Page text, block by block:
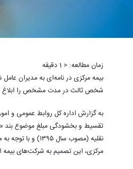
زمان مطالعه: < 1 دقیقه
شخص ثالث در مدت مشخص را ابلاغ
نقلیه (مصوب
مرکزی، این تصمیم به شرکت‌های